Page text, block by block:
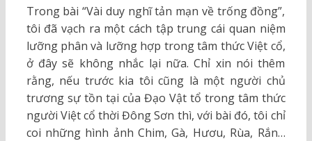
Trong bài “Vài duy nghĩ tản mạn về trống đồng”,
tôi đã vạch ra một cách tập trung cái quan niệm
lưỡng phân và lưỡng hợp trong tâm thức Việt cổ,
ở đây sẽ không nhắc lại nữa. Chỉ xin nói thêm
rằng, nếu trước kia tôi cũng là một người chủ
trương sự tồn tại của Đạo Vật tổ trong tâm thức
người Việt cổ thời Đông Sơn thì, với bài đó, tôi chỉ
coi những hình ảnh Chim, Gà, Hươu, Rùa, Rắn…